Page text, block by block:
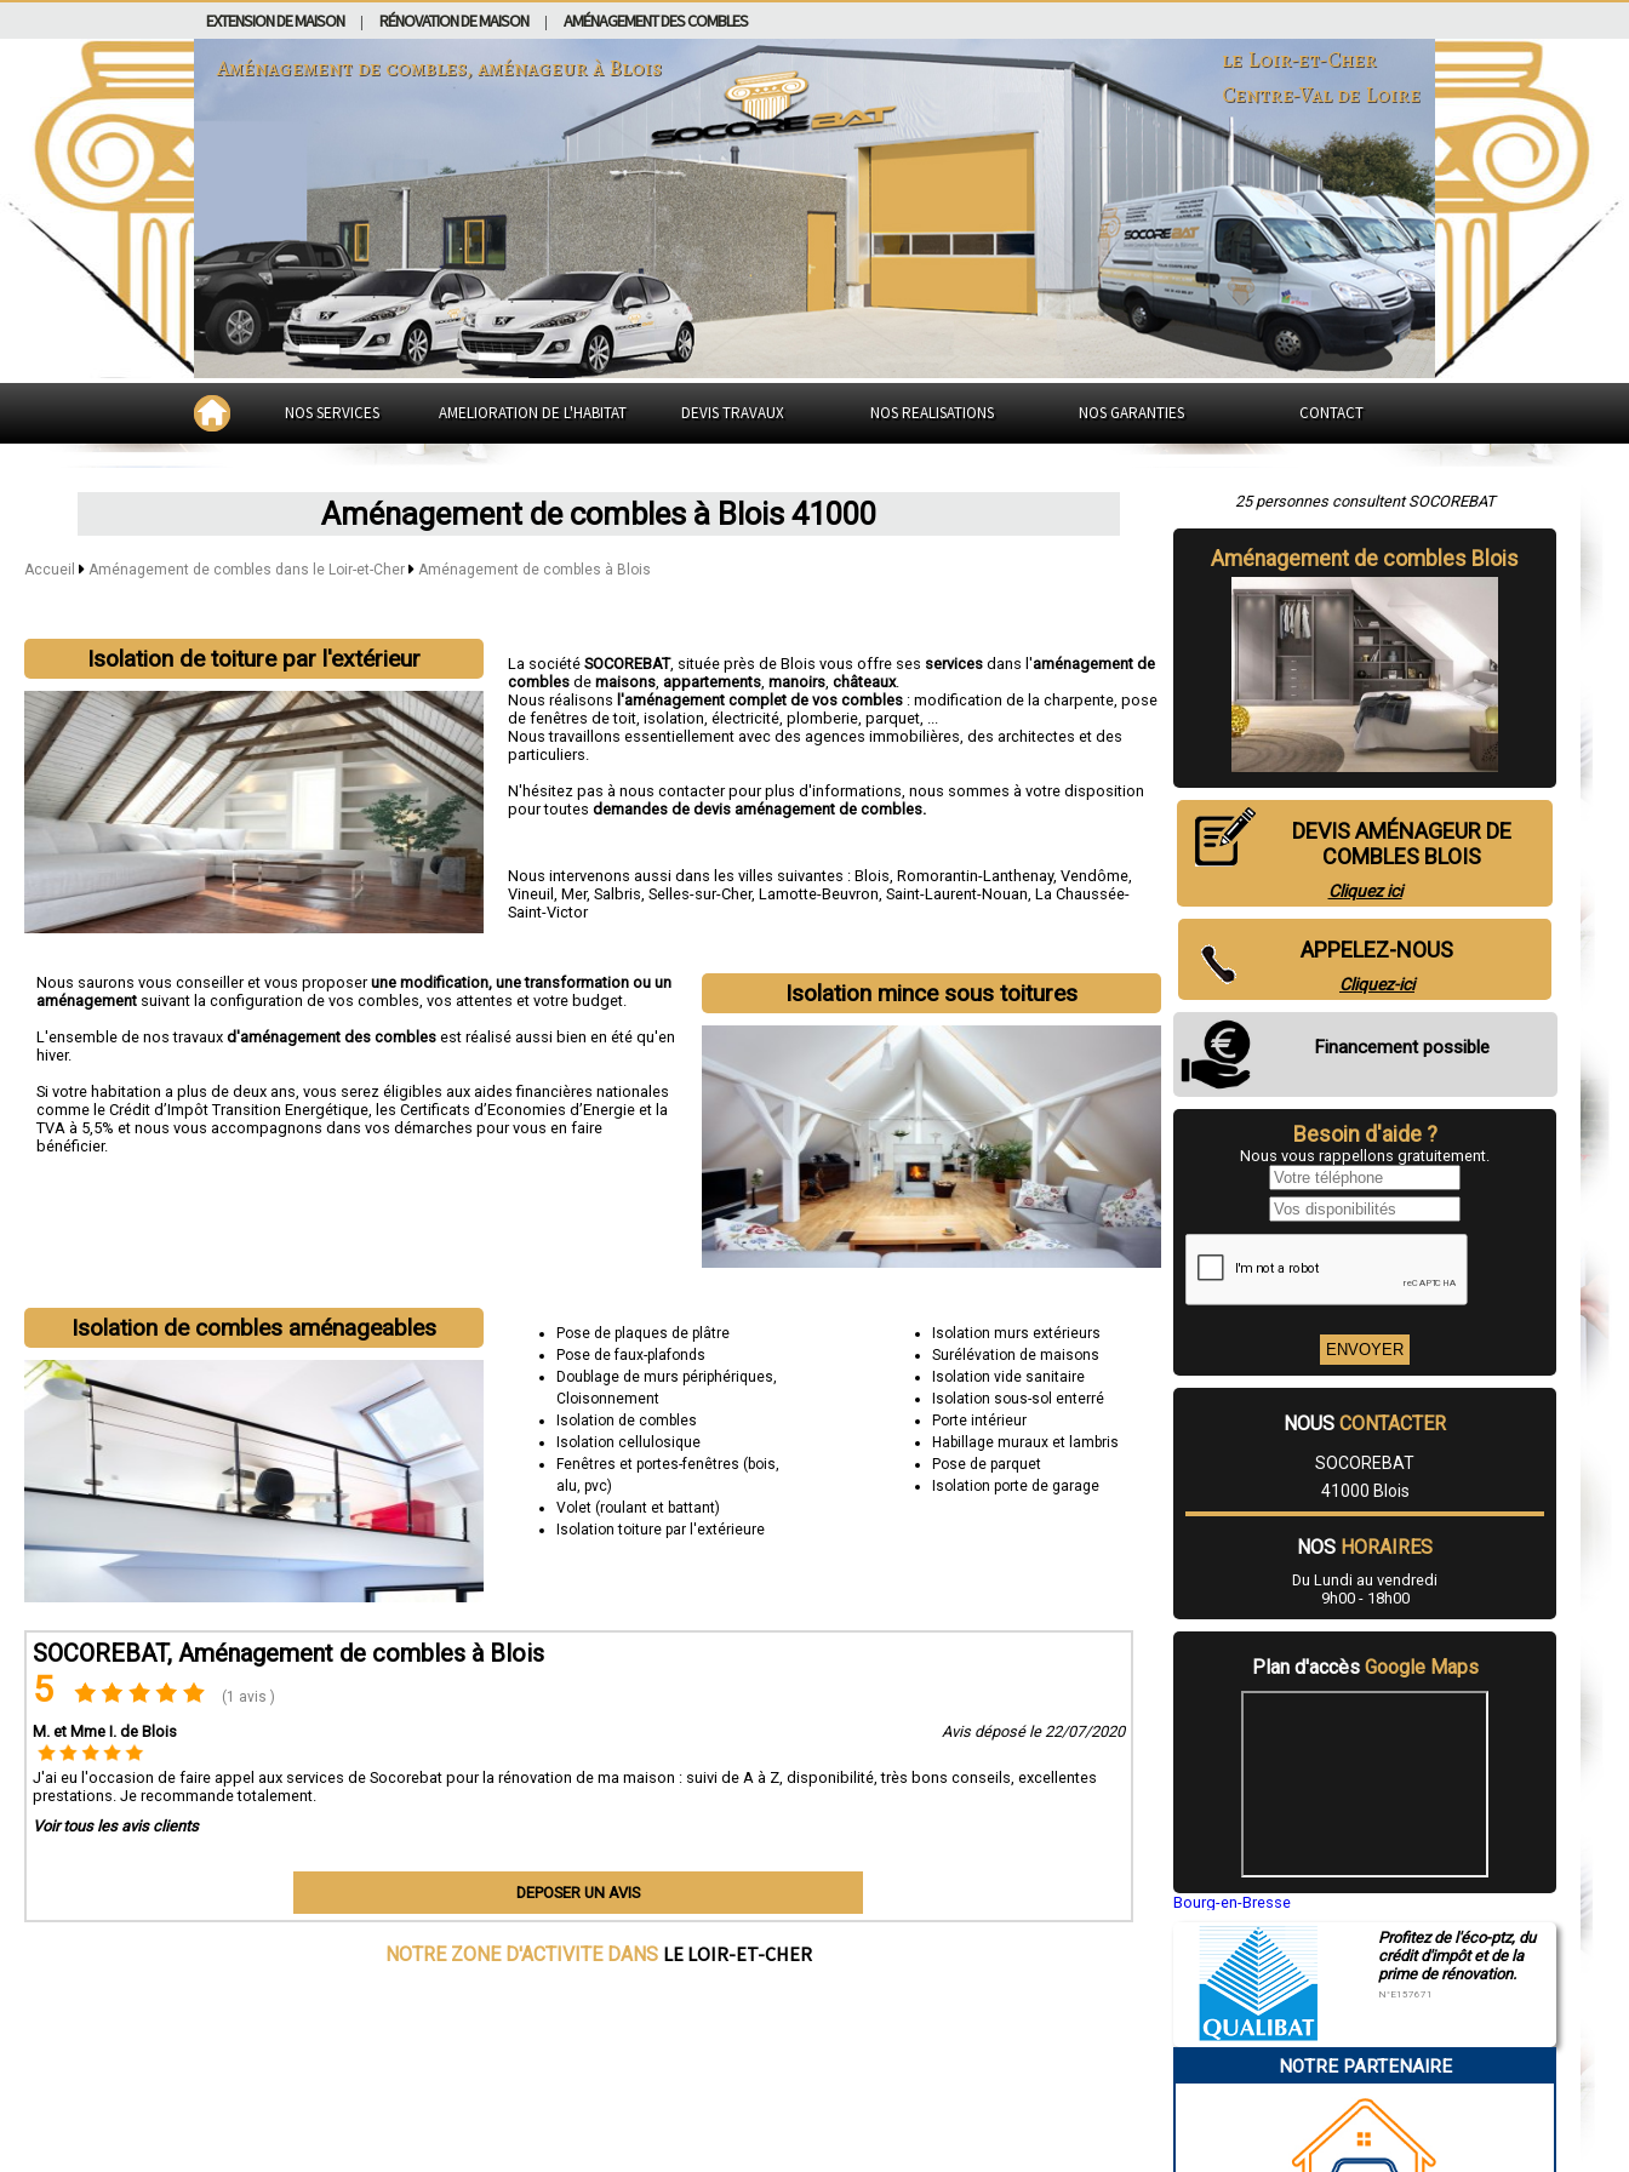
EXTENSION DE MAISON RÉNOVATION DE MAISON AMÉNAGEMENT DES COMBLES
Aménagement de combles, aménageur àBlois
le Loir-et-Cher
Centre-Val de Loire
NOS SERVICES AMELIORATION DE L'HABITAT DEVIS TRAVAUX NOS REALISATIONS NOS GARANTIES CONTACT
Aménagement de combles à Blois 41000
Accueil Aménagement de combles dans le Loir-et-Cher Aménagement de combles à Blois
Isolation de toiture par l'extérieur La sociétéSOCOREBAT, située près de Blois vous offre ses services dans l'aménagement de
combles demaisons appartements ,manoirs ,châteaux.
Nous réalisons l'aménagement complet de vos combles : modification de la charpente, pose
de fenêtres de toit, isolation, électricité, plomberie, parquet, ...
Nous travaillons essentiellement avec des agences immobilières, des architectes et des
particuliers.
N'hésitez pas à nous contacter pour plus d'informations, nous sommes à votre disposition
pour toutesdemandes de devis aménagement de combles.
Nous intervenons aussi dans les villes suivantes :Blois,Romorantin-Lanthenay,Vendôme,
Vineuil,Mer,Salbris,Selles-sur-Cher,Lamotte-Beuvron,Saint-Laurent-Nouan,La Chaussée-
Saint-Victor
Isolation mince sous toitures
Nous saurons vous conseiller et vous proposerune modification, une transformation ou un
aménagement suivant la configuration de vos combles, vos attentes et votre budget.
L'ensemble de nos travaux d'aménagement des combles est réalisé aussi bien en été qu'en
hiver.
Si votre habitation a plus de deux ans, vous serez éligibles aux aides financières nationales
comme le Crédit d’Impôt Transition Energétique, les Certificats d’Economies d’Energie et la
TVA à 5,5% et nous vous accompagnons dans vos démarches pour vous en faire
bénéficier.
Isolation de combles aménageables
Pose de plaques de plâtre
Pose de faux-plafonds
Doublage de murs périphériques,
Cloisonnement
Isolation de combles
Isolation cellulosique
Fenêtres et portes-fenêtres (bois,
alu, pvc)
Volet (roulant et battant)
Isolation toiture par l'extérieure
Isolation murs extérieurs
Surélévation de maisons
Isolation vide sanitaire
Isolation sous-sol enterré
Porte intérieur
Habillage muraux et lambris
Pose de parquet
Isolation porte de garage
SOCOREBAT, Aménagement de combles à Blois
5 (1 avis )
M. et Mme I. de Blois Avis déposé le 22/07/2020
J'ai eu l'occasion de faire appel aux services de Socorebat pour la rénovation de ma maison : suivi de A à Z, disponibilité, très bons conseils, excellentes
prestations. Je recommande totalement.
Voir tous les avis clients
DEPOSER UN AVIS
NOTRE ZONE D'ACTIVITE DANS LE LOIR-ET-CHER
25 personnes consultent SOCOREBAT
Aménagement de combles Blois
DEVIS AMÉNAGEUR DE
COMBLES BLOIS
Cliquez ici
APPELEZ-NOUS
Cliquez-ici
Financement possible
Besoin d'aide ?
Nous vous rappellons gratuitement.
NOUS CONTACTER
SOCOREBAT
41000 Blois
NOS HORAIRES
Du Lundi au vendredi
9h00 - 18h00
Plan d'accès Google Maps
Bourg-en-Bresse
Montluçon
Manosque
Gap
Charleville-Mézières
Pamiers
Narbonne
Profitez de l'éco-ptz, du
crédit d'impôt et de la
prime de rénovation.
N°E157671
NOTRE PARTENAIRE